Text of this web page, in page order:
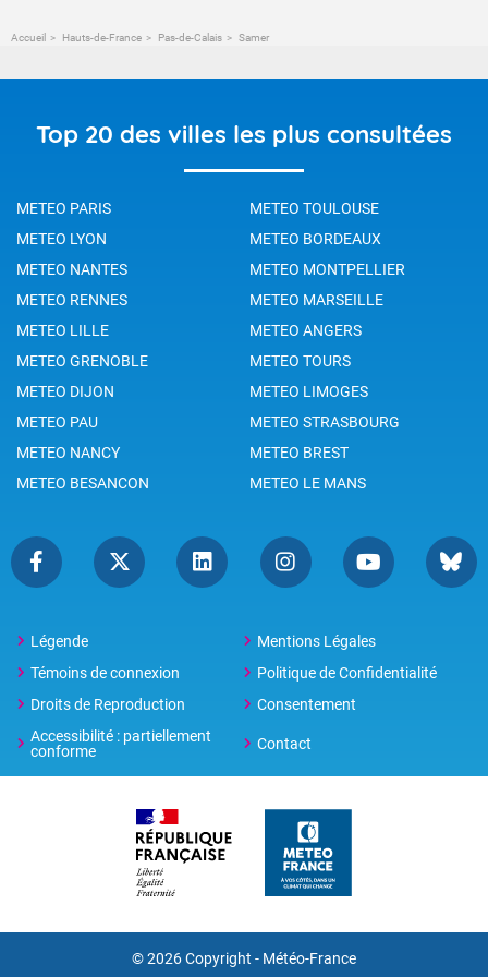
Accueil Hauts-de-France Pas-de-Calais Samer
Top 20 des villes les plus consultées
METEO PARIS
METEO TOULOUSE
METEO LYON
METEO BORDEAUX
METEO NANTES
METEO MONTPELLIER
METEO RENNES
METEO MARSEILLE
METEO LILLE
METEO ANGERS
METEO GRENOBLE
METEO TOURS
METEO DIJON
METEO LIMOGES
METEO PAU
METEO STRASBOURG
METEO NANCY
METEO BREST
METEO BESANCON
METEO LE MANS
Légende
Mentions Légales
Témoins de connexion
Politique de Confidentialité
Droits de Reproduction
Consentement
Accessibilité : partiellement
conforme
Contact
© 2026 Copyright - Météo-France